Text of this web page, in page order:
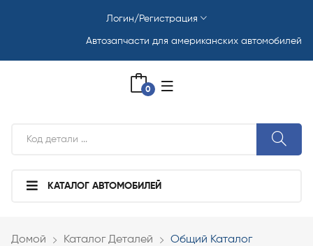
Автозапчасти для американских автомобилей
Логин/Регистрация
0
КАТАЛОГ АВТОМОБИЛЕЙ
Домой Каталог Деталей Общий Каталог